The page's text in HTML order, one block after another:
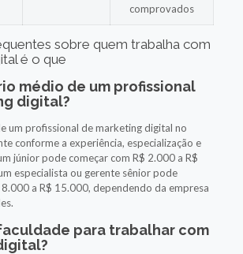
comprovados
sobre quem trabalha com
é o que
médio de um profissional
digital?
um profissional de marketing digital no
conforme a experiência, especialização e
júnior pode começar com R$ 2.000 a R$
especialista ou gerente sênior pode
a R$ 15.000, dependendo da empresa
para trabalhar com